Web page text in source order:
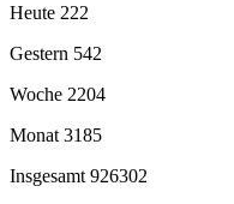
Heute 222
Gestern 542
Woche 2204
Monat 3185
Insgesamt 926302